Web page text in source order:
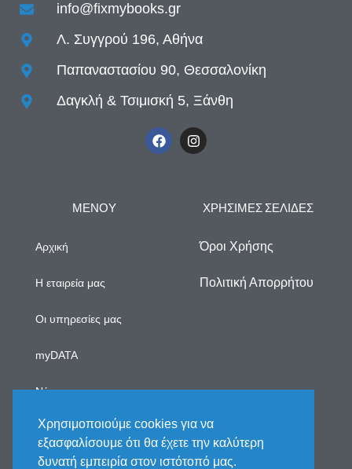
info@fixmybooks.gr
Λ. Συγγρού 196, Αθήνα
Παπαναστασίου 90, Θεσσαλονίκη
Δαγκλή & Τσιμισκή 5, Ξάνθη
ΜΕΝΟΥ
Αρχική
Η εταιρεία μας
Οι υπηρεσίες μας
myDATA
Νέα
Επικοινωνία
ΧΡΗΣΙΜΕΣ ΣΕΛΙΔΕΣ
Όροι Χρήσης
Πολιτική Απορρήτου
Χρησιμοποιούμε cookies για να
εξασφαλίσουμε ότι θα έχετε την καλύτερη
δυνατή εμπειρία στον ιστότοπό μας.